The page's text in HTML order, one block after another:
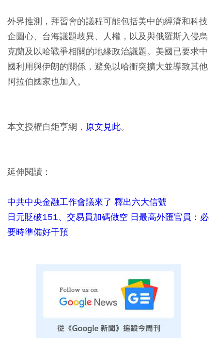
外界推測，拜習會的議程可能包括美中的經濟和科技
企圖心、台海議題歧異、人權，以及與俄羅斯入侵烏
克蘭及以哈戰爭相關的地緣政治議題。美國已要求中
國利用與伊朗的關係，避免以哈衝突擴大並導致其他
阿拉伯國家也加入。
本文授權自鉅亨網， 原文見此。
延伸閱讀：
中共中央金融工作會議來了 釋出六大信號
日元貶破151、交易員加碼做空 日最高外匯官員：必
要時準備好干預